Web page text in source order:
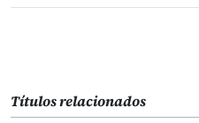
Títulos relacionados